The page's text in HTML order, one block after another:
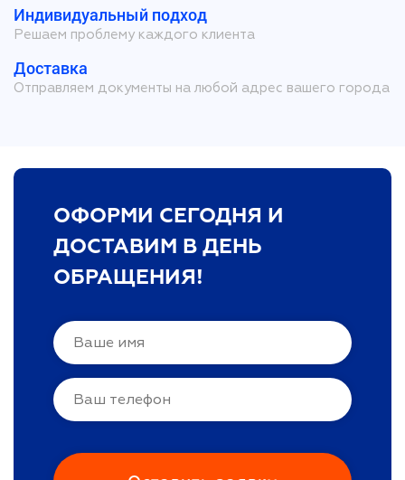
Индивидуальный подход
Решаем проблему каждого клиента
Доставка
Отправляем документы на любой адрес вашего города
ОФОРМИ СЕГОДНЯ И
ДОСТАВИМ В ДЕНЬ
ОБРАЩЕНИЯ!